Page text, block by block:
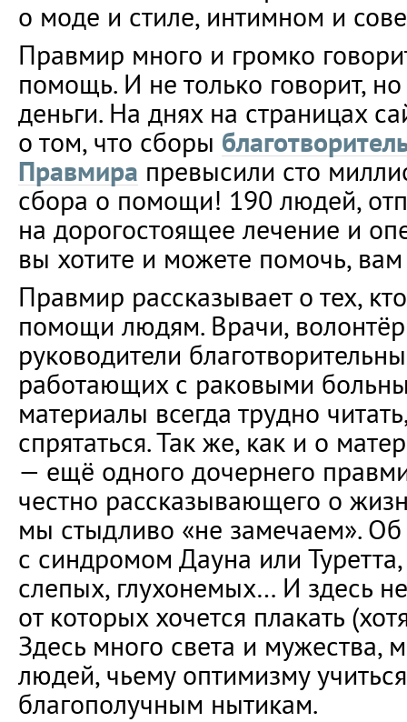
о моде и стиле, интимном и
Правмир много и громко
помощь. И не только говорит,
деньги. На днях на страницах
о том, что сборы
Правмира превысили сто
сбора о помощи! 190 людей,
на дорогостоящее лечение и
вы хотите и можете помочь,
Правмир рассказывает о тех,
помощи людям. Врачи,
руководители
работающих с раковыми
материалы всегда трудно
спрятаться. Так же, как и о
— ещё одного дочернего
честно рассказывающего о
мы стыдливо «не замечаем». Об
с синдромом Дауна или
слепых, глухонемых… И здесь
от которых хочется плакать
Здесь много света и мужества,
людей, чьему оптимизму
благополучным нытикам.